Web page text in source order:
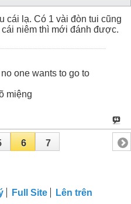
cái lạ. Có 1 vài đòn tui cũng
niêm thì mới đánh được.
one wants to go to
miệng
6 7
Full Site Lên trên